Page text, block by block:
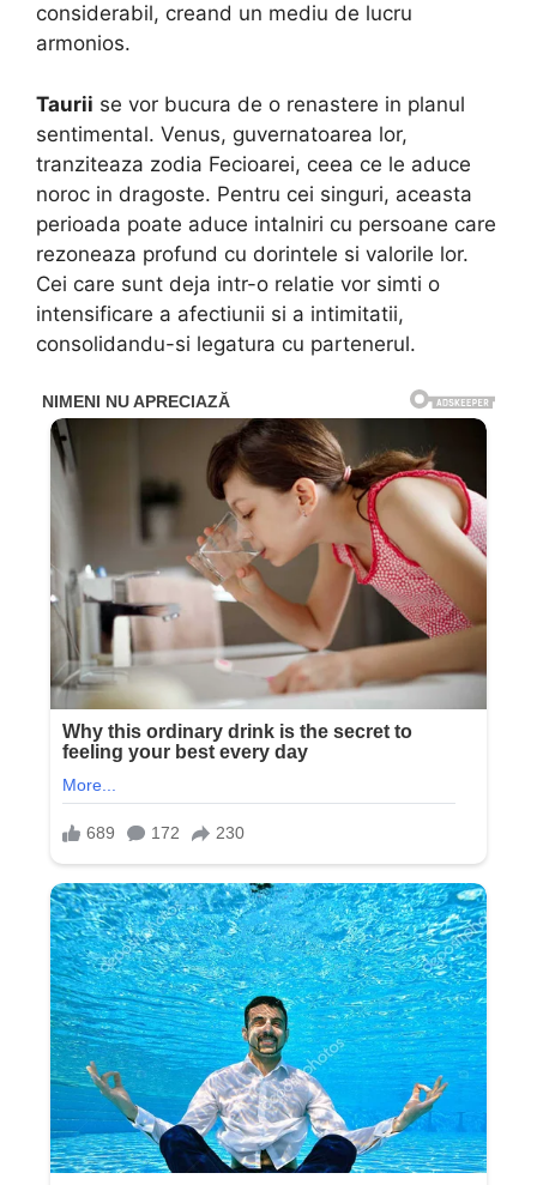
considerabil, creand un mediu de lucru
armonios.
Taurii se vor bucura de o renastere in planul
sentimental. Venus, guvernatoarea lor,
tranziteaza zodia Fecioarei, ceea ce le aduce
noroc in dragoste. Pentru cei singuri, aceasta
perioada poate aduce intalniri cu persoane care
rezoneaza profund cu dorintele si valorile lor.
Cei care sunt deja intr-o relatie vor simti o
intensificare a afectiunii si a intimitatii,
consolidandu-si legatura cu partenerul.